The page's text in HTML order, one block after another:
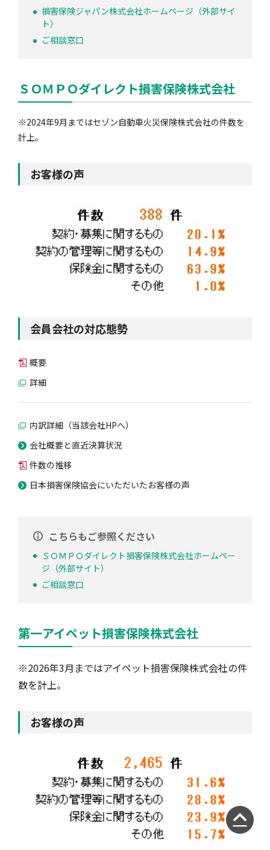
損害保険ジャパン株式会社ホームページ（外部サイ
ト）
ご相談窓口
ＳＯＭＰＯダイレクト損害保険株式会社
※2024年9月まではセゾン自動車火災保険株式会社の件数を
計上。
お客様の声
会員会社の対応態勢
概要
詳細
内訳詳細（当該会社HPへ）
会社概要と直近決算状況
件数の推移
日本損害保険協会にいただいたお客様の声
こちらもご参照ください
ＳＯＭＰＯダイレクト損害保険株式会社ホームペー
ジ（外部サイト）
ご相談窓口
第一アイペット損害保険株式会社
※2026年3月まではアイペット損害保険株式会社の件
数を計上。
お客様の声